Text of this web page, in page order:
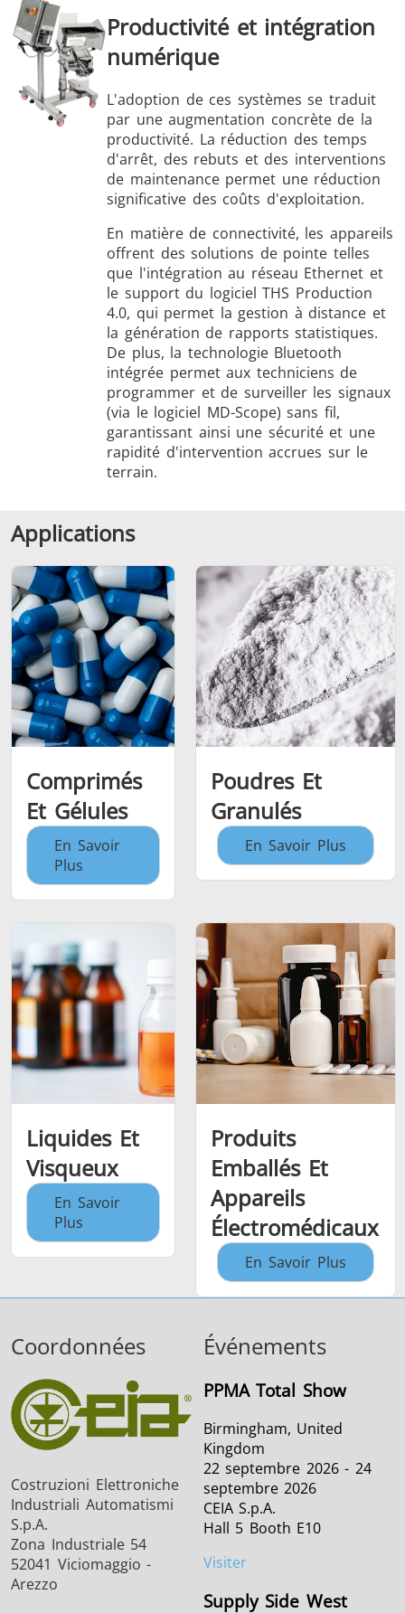
Productivité et intégration
numérique
L'adoption de ces systèmes se traduit
par une augmentation concrète de la
productivité. La réduction des temps
d'arrêt, des rebuts et des interventions
de maintenance permet une réduction
significative des coûts d'exploitation.
En matière de connectivité, les appareils
offrent des solutions de pointe telles
que l'intégration au réseau Ethernet et
le support du logiciel THS Production
4.0, qui permet la gestion à distance et
la génération de rapports statistiques.
De plus, la technologie Bluetooth
intégrée permet aux techniciens de
programmer et de surveiller les signaux
(via le logiciel MD-Scope) sans fil,
garantissant ainsi une sécurité et une
rapidité d'intervention accrues sur le
terrain.
Applications
Comprimés
Et Gélules
En Savoir
Plus
Poudres Et
Granulés
En Savoir Plus
Liquides Et
Visqueux
En Savoir
Plus
Produits
Emballés Et
Appareils
Électromédicaux
En Savoir Plus
Coordonnées
Costruzioni Elettroniche
Industriali Automatismi
S.p.A.
Zona Industriale 54
52041 Viciomaggio -
Arezzo
Événements
PPMA Total Show
Birmingham, United
Kingdom
22 septembre 2026 - 24
septembre 2026
CEIA S.p.A.
Hall 5 Booth E10
Visiter
Supply Side West